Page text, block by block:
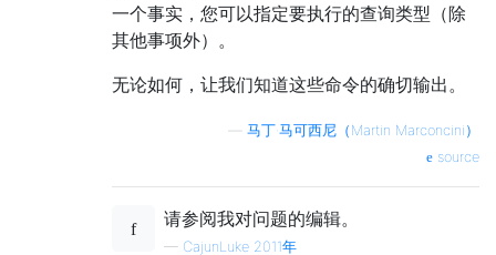
一个事实，您可以指定要执行的查询类型（除
其他事项外）。
无论如何，让我们知道这些命令的确切输出。
马丁·马可西尼（Martin Marconcini）
source
请参阅我对问题的编辑。
— CajunLuke 2011年